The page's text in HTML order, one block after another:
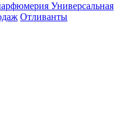
Универсальная
Отливанты